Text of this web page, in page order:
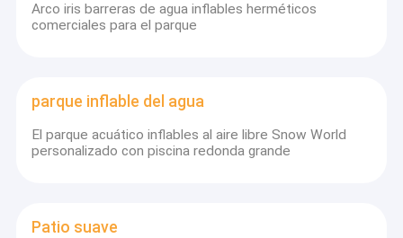
Arco iris barreras de agua inflables herméticos
comerciales para el parque
parque inflable del agua
El parque acuático inflables al aire libre Snow World
personalizado con piscina redonda grande
Patio suave